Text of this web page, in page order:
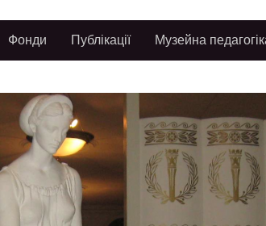
Фонди Публікації Музейна